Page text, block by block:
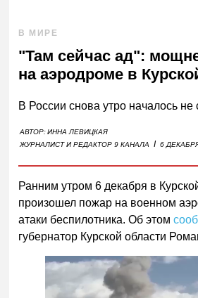
В МИРЕ
"Там сейчас ад":
на аэродроме в
В России снова утро началось не
АВТОР:ИННА ЛЕВИЦКАЯ
ЖУРНАЛИСТ И РЕДАКТОР 9 КАНАЛА
I 6
Ранним утром 6 декабря в
произошел пожар на военном
атаки беспилотника. Об этом
губернатор Курской области